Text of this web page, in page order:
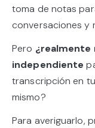
toma de notas
conversaciones y
Pero ¿realmente
independiente
transcripción en
mismo?
Para averiguarlo,